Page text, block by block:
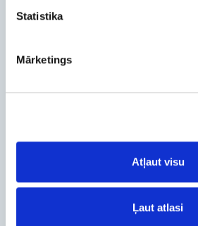
Statistika
Mārketings
Atļaut visu
Ļaut atlasi
Feedback
Delivery and payment
Warranty and Refunds
Configuration Catalog